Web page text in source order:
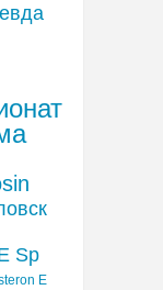
Sp
E